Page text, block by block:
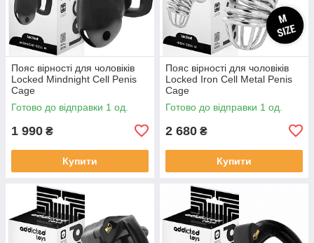
Пояс вірності для чоловіків
Locked Mindnight Cell Penis
Cage
Готово до відправки 1 од.
1 990 ₴
Купити
Пояс вірності для чоловіків
Locked Iron Cell Metal Penis
Cage
Готово до відправки 1 од.
2 680 ₴
Купити